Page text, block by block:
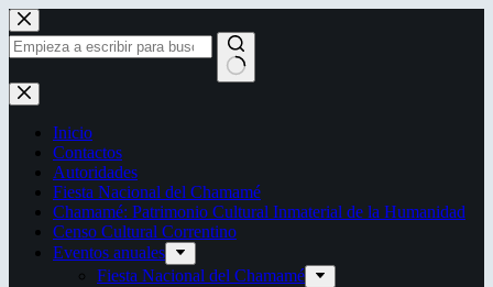
Saltar
al
contenido
Sin
resultados
Inicio
Contactos
Autoridades
Fiesta Nacional del Chamamé
Chamamé: Patrimonio Cultural Inmaterial de la Humanidad
Censo Cultural Correntino
Eventos anuales
Fiesta Nacional del Chamamé